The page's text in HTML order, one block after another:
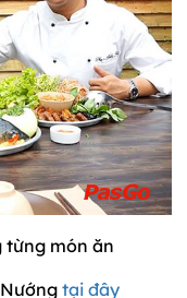
từng món ăn
tại đây